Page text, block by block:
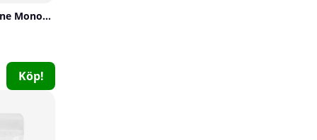
SOLID Nutrition Creatine Monohydrate, 400 g
Köp!